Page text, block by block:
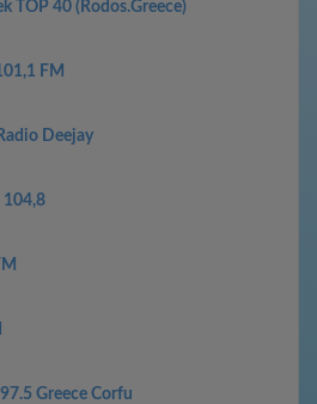
TOP 40 (Rodos.Greece)
FM
Deejay
104,8
Greece Corfu